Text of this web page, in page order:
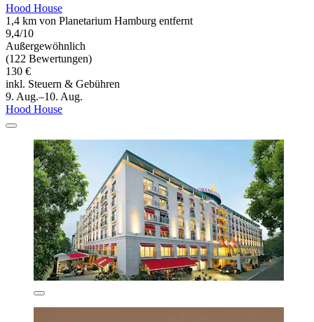
Hood House
1,4 km von Planetarium Hamburg entfernt
9,4/10
Außergewöhnlich
(122 Bewertungen)
130 €
inkl. Steuern & Gebühren
9. Aug.–10. Aug.
Hood House